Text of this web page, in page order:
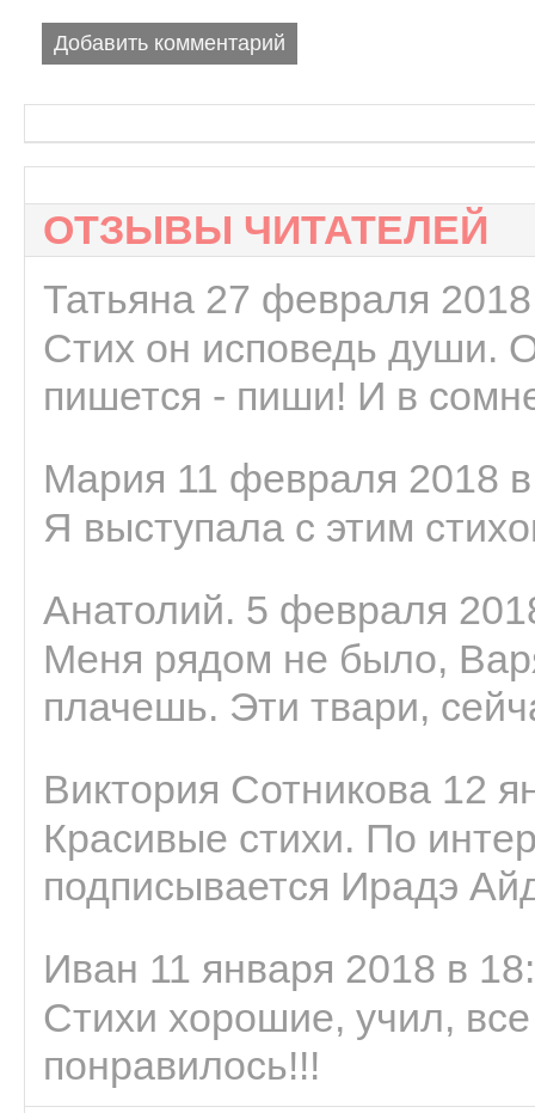
Добавить комментарий
ОТЗЫВЫ ЧИТАТЕЛЕЙ
Татьяна 27 февраля
Стих он исповедь души.
пишется - пиши! И в
Мария 11 февраля 2018
Я выступала с этим
Анатолий. 5 февраля
Меня рядом не было,
плачешь. Эти твари,
Виктория Сотникова 12
Красивые стихи. По
подписывается Ирадэ
Иван 11 января 2018 в
Стихи хорошие, учил,
понравилось!!!